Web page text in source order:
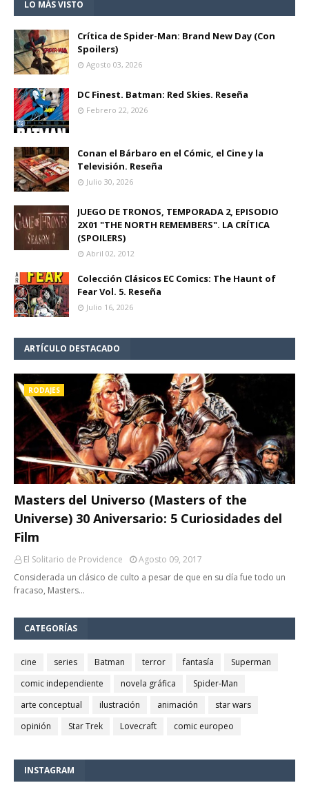
LO MÁS VISTO
Crítica de Spider-Man: Brand New Day (Con
Spoilers)
Agosto 03, 2026
DC Finest. Batman: Red Skies. Reseña
Febrero 22, 2026
Conan el Bárbaro en el Cómic, el Cine y la
Televisión. Reseña
Julio 30, 2026
JUEGO DE TRONOS, TEMPORADA 2, EPISODIO
2X01 "THE NORTH REMEMBERS". LA CRÍTICA
(SPOILERS)
Abril 02, 2012
Colección Clásicos EC Comics: The Haunt of
Fear Vol. 5. Reseña
Julio 16, 2026
ARTÍCULO DESTACADO
RODAJES
Masters del Universo (Masters of the
Universe) 30 Aniversario: 5 Curiosidades del
Film
El Solitario de Providence
Agosto 09, 2017
Considerada un clásico de culto a pesar de que en su día fue todo un
fracaso, Masters…
CATEGORÍAS
cine series Batman terror fantasía
Superman
comic independiente
novela gráfica
Spider-Man
arte conceptual
ilustración animación
star wars
opinión
Star Trek Lovecraft comic europeo
INSTAGRAM